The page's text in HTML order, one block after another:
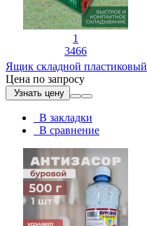
1
3466
Ящик складной пластиковый
Цена по запросу
Узнать цену
В закладки
В сравнение